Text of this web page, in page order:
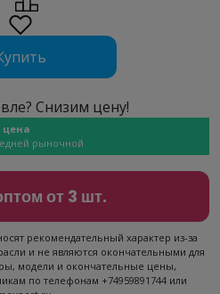
Снизим цену!
рыночной
от 3 шт.
рекомендательный характер из-за
и не являются окончательными для
модели и окончательные цены,
по телефонам +74959891744 или